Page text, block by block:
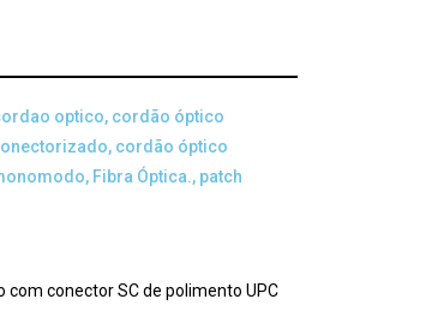
optico, cordão óptico
, cordão óptico
, Fibra Óptica., patch
conector SC de polimento UPC